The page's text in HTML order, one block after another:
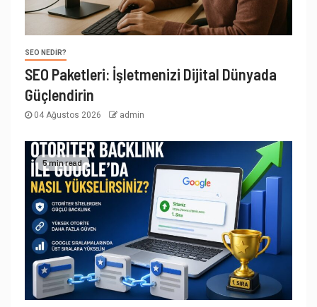
SEO NEDIR?
SEO Paketleri: İşletmenizi Dijital Dünyada
Güçlendirin
04 Ağustos 2026 admin
5 min read